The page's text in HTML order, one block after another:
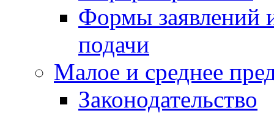
Формы заявлений
подачи
Малое и среднее
Законодательство